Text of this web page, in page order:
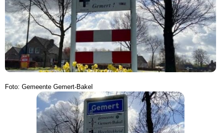
Foto: Gemeente Gemert-Bakel